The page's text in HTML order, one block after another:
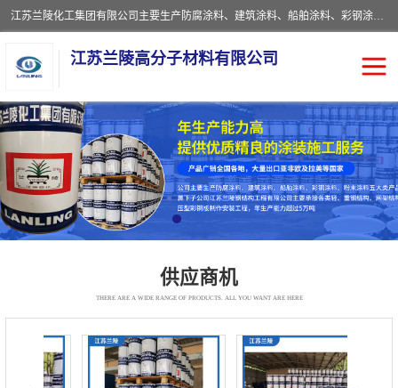
江苏兰陵化工集团有限公司主要生产防腐涂料、建筑涂料、船舶涂料、彩钢涂料、粉末涂料五大类产品，具备10 万吨年生产能力，可以提供优质精良的涂装施工服务，产品广销全国各地，大量出口亚非欧及拉美等国家。
江苏兰陵高分子材料有限公司
供应商机
THERE ARE A WIDE RANGE OF PRODUCTS. ALL YOU WANT ARE HERE
防腐涂料 防火涂料
地坪涂料 内外墙涂料
船舶涂料 风电专用涂料
粉末涂料
建筑涂料